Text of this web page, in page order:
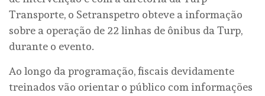
Transporte, o Setranspetro obteve a informação
sobre a operação de 22 linhas de ônibus da Turp,
durante o evento.
Ao longo da programação, fiscais devidamente
treinados vão orientar o público com informações